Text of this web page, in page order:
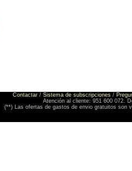
Contactar / Sistema de subscripciones /
Atención al cliente: 951 600 072.
(**) Las ofertas de gastos de envio gratuitos son